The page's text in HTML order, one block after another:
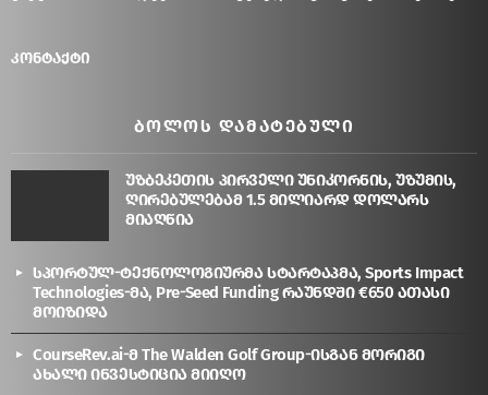
კონტაქტი
ᲑᲝᲚᲝᲡ ᲓᲐᲛᲐᲢᲔᲑᲣᲚᲘ
უზბეკეთის პირველი უნიკორნის, უზუმის,
ღირებულებამ 1.5 მილიარდ დოლარს
მიაღწია
სპორტულ-ტექნოლოგიურმა სტარტაპმა, Sports Impact
Technologies-მა, Pre-Seed Funding რაუნდში €650 ათასი
მოიზიდა
CourseRev.ai-მ The Walden Golf Group-ისგან მორიგი
ახალი ინვესტიცია მიიღო